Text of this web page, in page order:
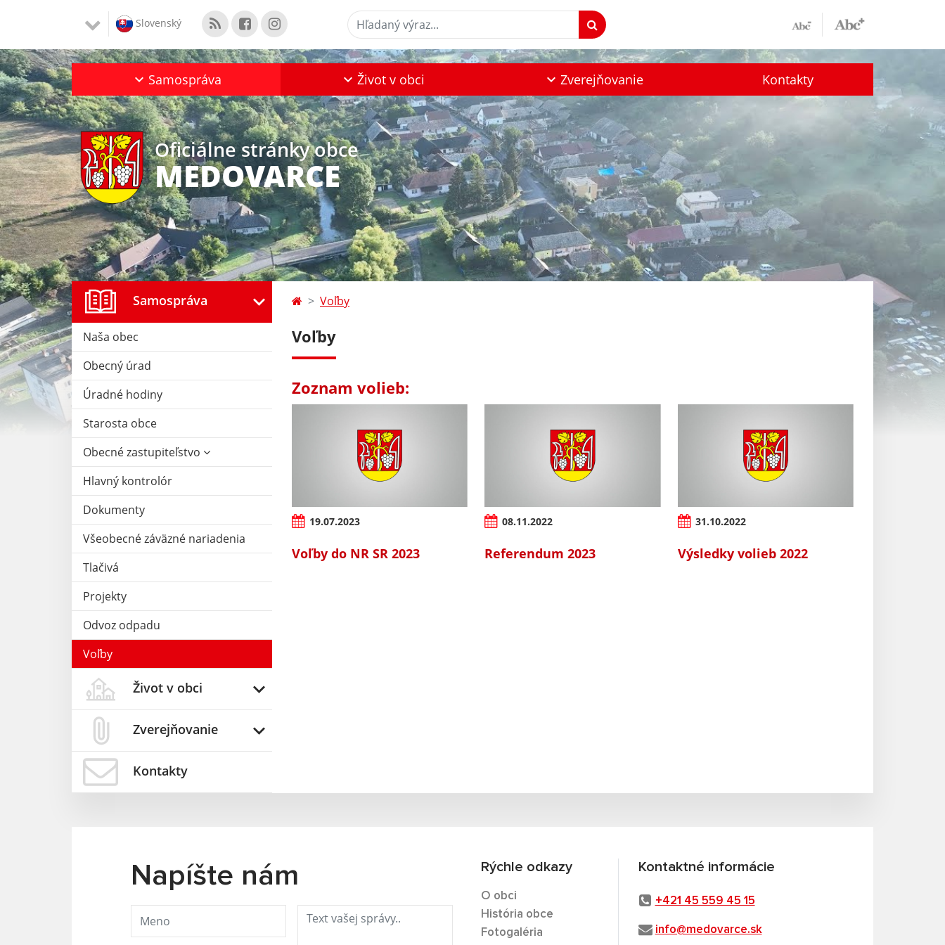
Slovenský Hľadaný výraz...
Samospráva Život v obci Zverejňovanie Kontakty
Oficiálne stránky obce
MEDOVARCE
Samospráva
Naša obec
Obecný úrad
Úradné hodiny
Starosta obce
Obecné zastupiteľstvo
Hlavný kontrolór
Dokumenty
Všeobecné záväzné nariadenia
Tlačivá
Projekty
Odvoz odpadu
Voľby
Život v obci
Zverejňovanie
Kontakty
Voľby
Voľby
Zoznam volieb:
19.07.2023
Voľby do NR SR 2023
08.11.2022
Referendum 2023
31.10.2022
Výsledky volieb 2022
Napíšte nám Rýchle odkazy
O obci
História obce
Fotogaléria
Kontaktné informácie
+421 45 559 45 15
info@medovarce.sk